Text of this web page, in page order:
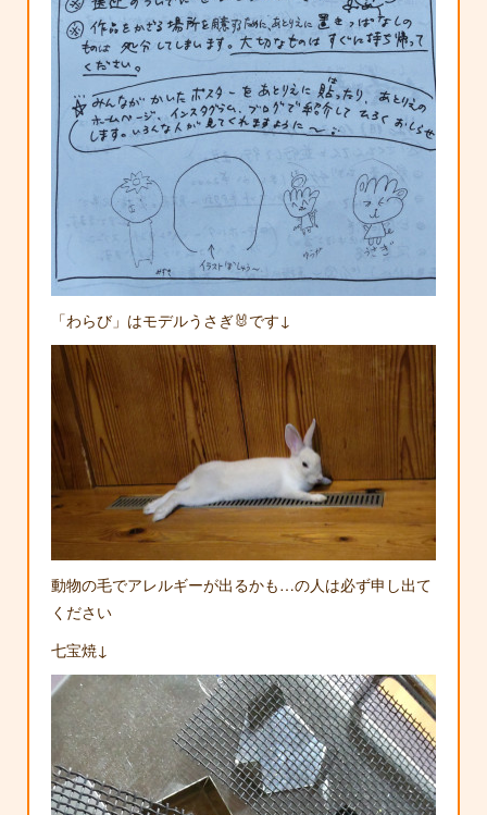
「わらび」はモデルうさぎ🐰です↓
動物の毛でアレルギーが出るかも…の人は必ず申し出て
ください
七宝焼↓